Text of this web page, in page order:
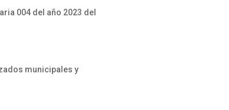
004 del año 2023 del
municipales y